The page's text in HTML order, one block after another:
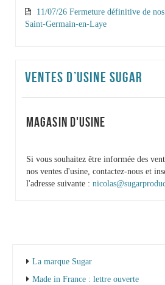
11/07/26 Fermeture définitive de
Saint-Germain-en-Laye
VENTES D’USINE SUGAR
MAGASIN D'USINE
Si vous souhaitez être informée des
nos ventes d'usine, contactez-nous et
l'adresse suivante :
La marque Sugar
Made in France : lettre ouverte